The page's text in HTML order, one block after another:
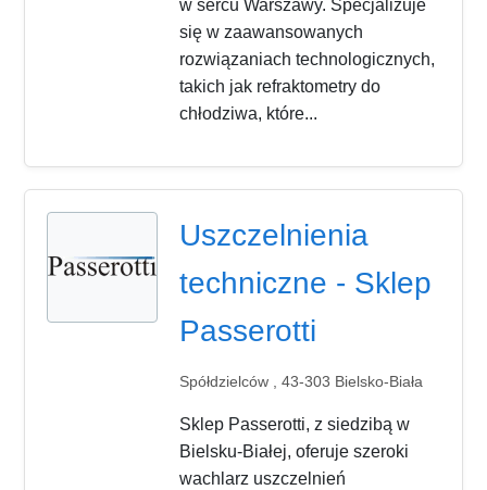
w sercu Warszawy. Specjalizuje
się w zaawansowanych
rozwiązaniach technologicznych,
takich jak refraktometry do
chłodziwa, które...
Uszczelnienia
techniczne - Sklep
Passerotti
Spółdzielców , 43-303 Bielsko-Biała
Sklep Passerotti, z siedzibą w
Bielsku-Białej, oferuje szeroki
wachlarz uszczelnień